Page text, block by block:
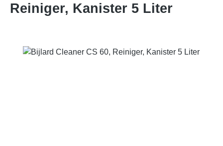
Reiniger, Kanister 5 Liter
Bildergalerie überspringen